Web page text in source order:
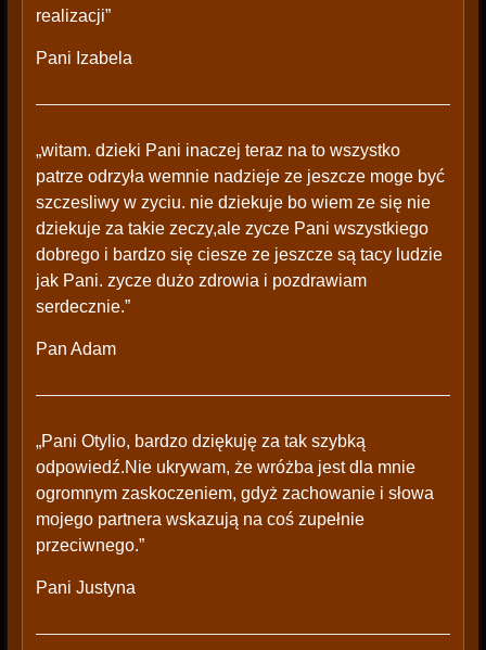
realizacji”
Pani Izabela
„witam. dzieki Pani inaczej teraz na to wszystko
patrze odrzyła wemnie nadzieje ze jeszcze moge być
szczesliwy w zyciu. nie dziekuje bo wiem ze się nie
dziekuje za takie zeczy,ale zycze Pani wszystkiego
dobrego i bardzo się ciesze ze jeszcze są tacy ludzie
jak Pani. zycze dużo zdrowia i pozdrawiam
serdecznie.”
Pan Adam
„Pani Otylio, bardzo dziękuję za tak szybką
odpowiedź.Nie ukrywam, że wróżba jest dla mnie
ogromnym zaskoczeniem, gdyż zachowanie i słowa
mojego partnera wskazują na coś zupełnie
przeciwnego.”
Pani Justyna